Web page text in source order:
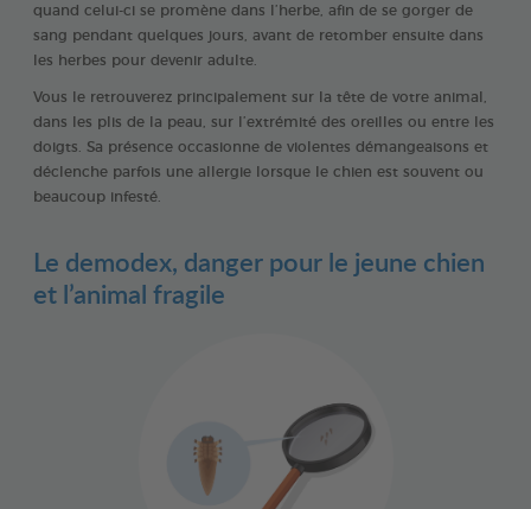
quand celui-ci se promène dans l’herbe, afin de se gorger de
sang pendant quelques jours, avant de retomber ensuite dans
les herbes pour devenir adulte.
Vous le retrouverez principalement sur la tête de votre animal,
dans les plis de la peau, sur l’extrémité des oreilles ou entre les
doigts. Sa présence occasionne de violentes démangeaisons et
déclenche parfois une allergie lorsque le chien est souvent ou
beaucoup infesté.
Le demodex, danger pour le jeune chien
et l’animal fragile